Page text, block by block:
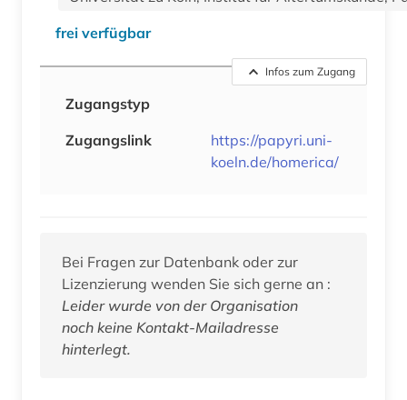
frei verfügbar
Infos zum Zugang
Zugangstyp
Zugangslink
https://papyri.uni-
koeln.de/homerica/
Bei Fragen zur Datenbank oder zur
Lizenzierung wenden Sie sich gerne an :
Leider wurde von der Organisation
noch keine Kontakt-Mailadresse
hinterlegt.